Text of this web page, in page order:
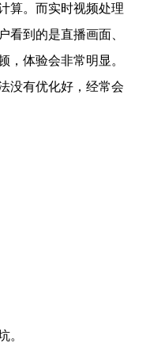
算。而实时视频处理
看到的是直播画面、
，体验会非常明显。
没有优化好，经常会
。